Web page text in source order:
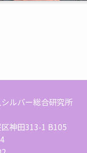
ルバー総合研究所
神田313-1 B105